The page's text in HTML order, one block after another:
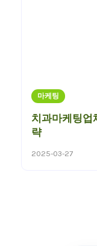
마케팅
치과마케팅업
략
2025-03-27